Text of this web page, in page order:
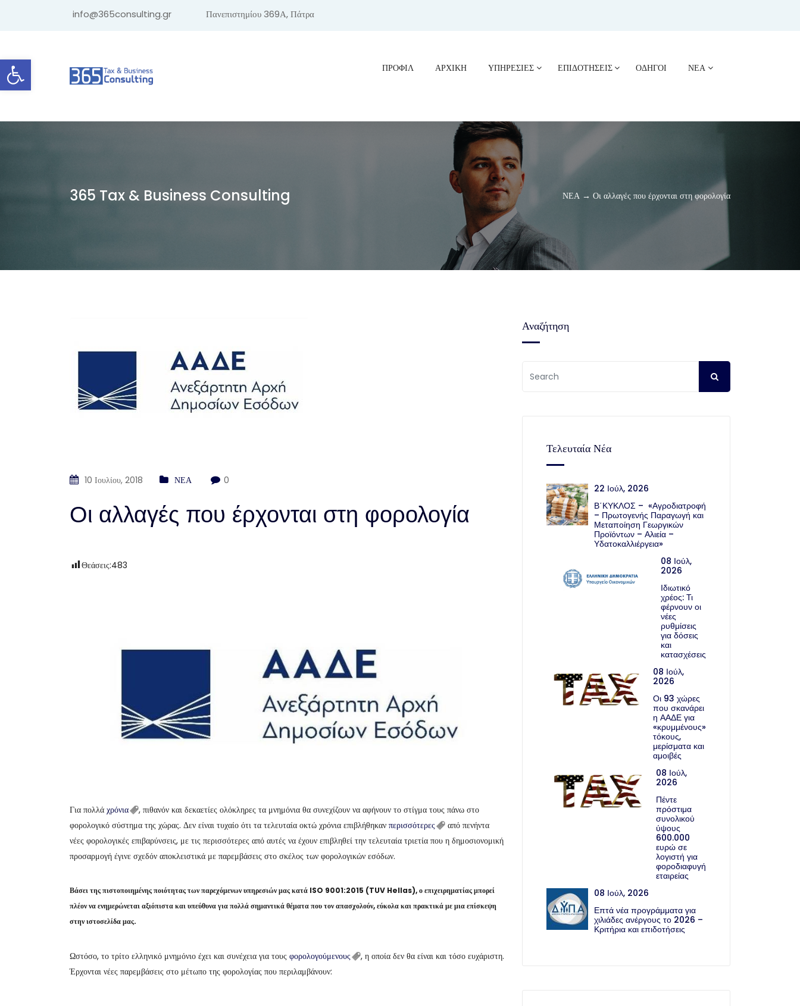
Ανοίξτε τη γραμμή εργαλείων
info@365consulting.gr Πανεπιστημίου 369Α, Πάτρα
ΠΡΟΦΊΛ ΑΡΧΙΚΗ ΥΠΗΡΕΣΙΕΣ ΕΠΙΔΟΤΗΣΕΙΣ ΟΔΗΓΟΙ ΝΕΑ
365 Tax & Business Consulting ΝΕΑ → Οι αλλαγές που έρχονται στη φορολογία
10 Ιουλίου, 2018 ΝΕΑ 0
Οι αλλαγές που έρχονται στη φορολογία
Θεάσεις:483
Για πολλά χρόνια
, πιθανόν και δεκαετίες ολόκληρες τα μνημόνια θα συνεχίζουν να αφήνουν το στίγμα τους πάνω στο
φορολογικό σύστημα της χώρας. Δεν είναι τυχαίο ότι τα τελευταία οκτώ χρόνια επιβλήθηκαν περισσότερες
από πενήντα
νέες φορολογικές επιβαρύνσεις, με τις περισσότερες από αυτές να έχουν επιβληθεί την τελευταία τριετία που η δημοσιονομική
προσαρμογή έγινε σχεδόν αποκλειστικά με παρεμβάσεις στο σκέλος των φορολογικών εσόδων.
Βάσει της πιστοποιημένης ποιότητας των παρεχόμενων υπηρεσιών μας κατά ISO 9001:2015 (TUV Hellas), ο επιχειρηματίας μπορεί
πλέον να ενημερώνεται αξιόπιστα και υπεύθυνα για πολλά σημαντικά θέματα που τον απασχολούν, εύκολα και πρακτικά με μια επίσκεψη
στην ιστοσελίδα μας.
Ωστόσο, το τρίτο ελληνικό μνημόνιο έχει και συνέχεια για τους φορολογούμενους
, η οποία δεν θα είναι και τόσο ευχάριστη.
Έρχονται νέες παρεμβάσεις στο μέτωπο της φορολογίας που περιλαμβάνουν:
Αναζήτηση
Τελευταία Νέα
22 Ιούλ, 2026
Β΄ΚΥΚΛΟΣ – «Αγροδιατροφή
– Πρωτογενής Παραγωγή και
Μεταποίηση Γεωργικών
Προϊόντων – Αλιεία –
Υδατοκαλλιέργεια»
08 Ιούλ,
2026
Ιδιωτικό
χρέος: Τι
φέρνουν οι
νέες
ρυθμίσεις
για δόσεις
και
κατασχέσεις
08 Ιούλ,
2026
Οι 93 χώρες
που σκανάρει
η ΑΑΔΕ για
«κρυμμένους»
τόκους,
μερίσματα και
αμοιβές
08 Ιούλ,
2026
Πέντε
πρόστιμα
συνολικού
ύψους
600.000
ευρώ σε
λογιστή για
φοροδιαφυγή
εταιρείας
08 Ιούλ, 2026
Επτά νέα προγράμματα για
χιλιάδες ανέργους το 2026 –
Κριτήρια και επιδοτήσεις